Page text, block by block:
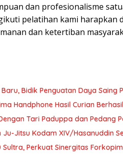
dan profesionalisme
pelatihan kami harapkan
dan ketertiban
Bidik Penguatan Daya Saing
Handphone Hasil Curian
Tari Paduppa dan Pedang
Ju-Jitsu Kodam XIV/Hasanuddin
Perkuat Sinergitas